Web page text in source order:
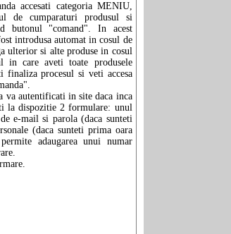
accesati categoria MENIU,
de cumparaturi produsul si
butonul "comand". In acest
introdusa automat in cosul de
ulterior si alte produse in cosul
in care aveti toate produsele
finaliza procesul si veti accesa
va autentificati in site daca inca
la dispozitie 2 formulare: unul
e-mail si parola (daca sunteti
(daca sunteti prima oara
adaugarea unui numar